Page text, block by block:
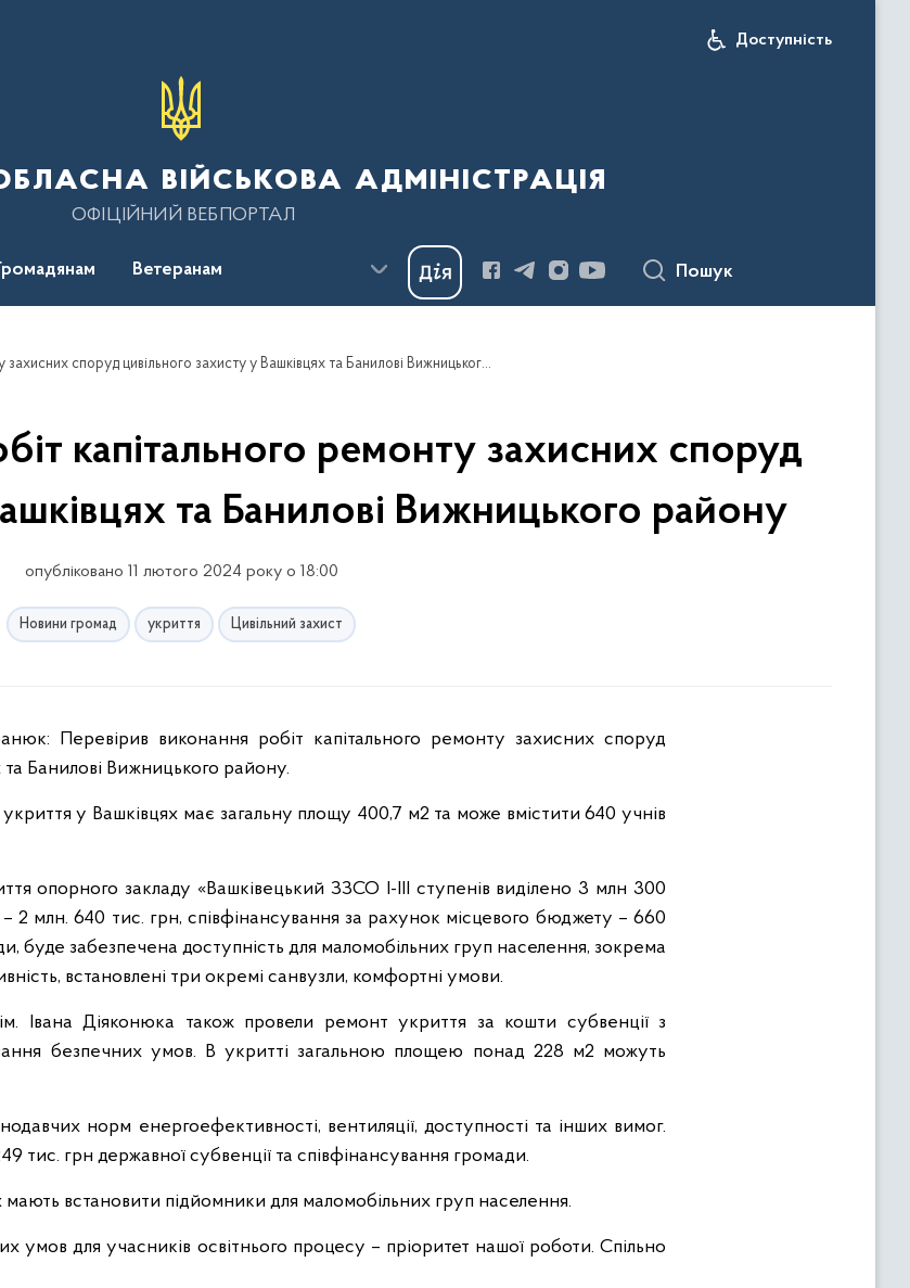
Доступність
військова адміністрація
ОФІЦІЙНИЙ ВЕБПОРТАЛ
Ветеранам Пошук
Перевірив виконання робіт капітального ремонту захисних споруд цивільного захисту у Вашківцях та Банилові Вижницького району
капітального ремонту захисних споруд
та Банилові Вижницького району
опубліковано 11 лютого 2024 року о 18:00
Новини громад укриття Цивільний захист
та Банилові Вижницького району.
у Вашківцях має загальну площу 400,7 м2 та може вмістити 640 учнів
опорного закладу «Вашківецький ЗЗСО І-ІІІ ступенів виділено 3 млн 300
– 2 млн. 640 тис. грн, співфінансування за рахунок місцевого бюджету – 660
буде забезпечена доступність для маломобільних груп населення, зокрема
встановлені три окремі санвузли, комфортні умови.
Івана Діяконюка також провели ремонт укриття за кошти субвенції з
безпечних умов. В укритті загальною площею понад 228 м2 можуть
норм енергоефективності, вентиляції, доступності та інших вимог.
тис. грн державної субвенції та співфінансування громади.
встановити підйомники для маломобільних груп населення.
умов для учасників освітнього процесу – пріоритет нашої роботи. Спільно